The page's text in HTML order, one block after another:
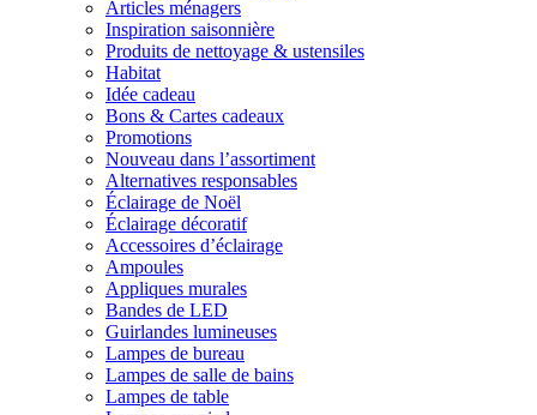
Articles ménagers
Inspiration saisonnière
Produits de nettoyage & ustensiles
Habitat
Idée cadeau
Bons & Cartes cadeaux
Promotions
Nouveau dans l’assortiment
Alternatives responsables
Éclairage de Noël
Éclairage décoratif
Accessoires d’éclairage
Ampoules
Appliques murales
Bandes de LED
Guirlandes lumineuses
Lampes de bureau
Lampes de salle de bains
Lampes de table